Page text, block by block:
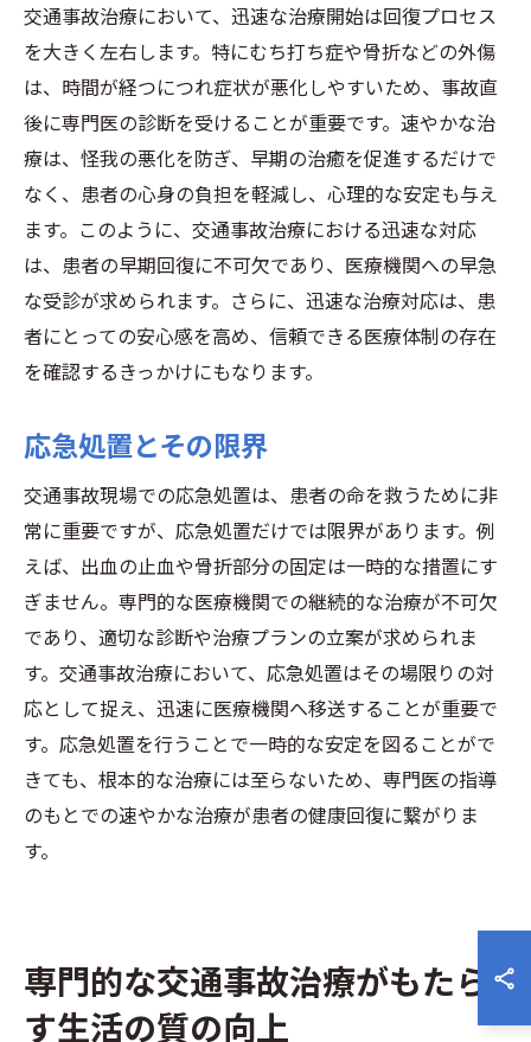
交通事故治療において、迅速な治療開始は回復プロセス
を大きく左右します。特にむち打ち症や骨折などの外傷
は、時間が経つにつれ症状が悪化しやすいため、事故直
後に専門医の診断を受けることが重要です。速やかな治
療は、怪我の悪化を防ぎ、早期の治癒を促進するだけで
なく、患者の心身の負担を軽減し、心理的な安定も与え
ます。このように、交通事故治療における迅速な対応
は、患者の早期回復に不可欠であり、医療機関への早急
な受診が求められます。さらに、迅速な治療対応は、患
者にとっての安心感を高め、信頼できる医療体制の存在
を確認するきっかけにもなります。
応急処置とその限界
交通事故現場での応急処置は、患者の命を救うために非
常に重要ですが、応急処置だけでは限界があります。例
えば、出血の止血や骨折部分の固定は一時的な措置にす
ぎません。専門的な医療機関での継続的な治療が不可欠
であり、適切な診断や治療プランの立案が求められま
す。交通事故治療において、応急処置はその場限りの対
応として捉え、迅速に医療機関へ移送することが重要で
す。応急処置を行うことで一時的な安定を図ることがで
きても、根本的な治療には至らないため、専門医の指導
のもとでの速やかな治療が患者の健康回復に繋がりま
す。
専門的な交通事故治療がもたら
す生活の質の向上